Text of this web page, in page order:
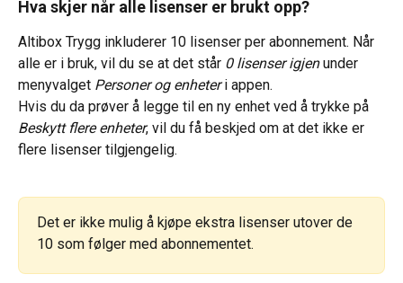
Hva skjer når alle lisenser er brukt opp?
Altibox Trygg inkluderer 10 lisenser per abonnement. Når
alle er i bruk, vil du se at det står 0 lisenser igjen under
menyvalget Personer og enheter i appen.
Hvis du da prøver å legge til en ny enhet ved å trykke på
Beskytt flere enheter, vil du få beskjed om at det ikke er
flere lisenser tilgjengelig.
Det er ikke mulig å kjøpe ekstra lisenser utover de
10 som følger med abonnementet.